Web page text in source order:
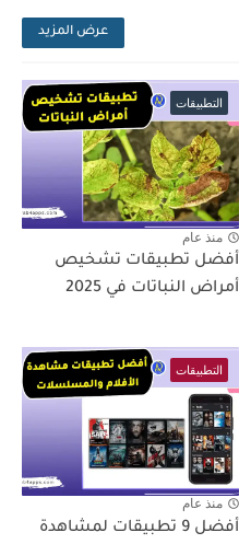
عرض المزيد
التطبيقات
منذ عام
أفضل تطبيقات تشخيص
أمراض النباتات في 2025
التطبيقات
منذ عام
أفضل 9 تطبيقات لمشاهدة